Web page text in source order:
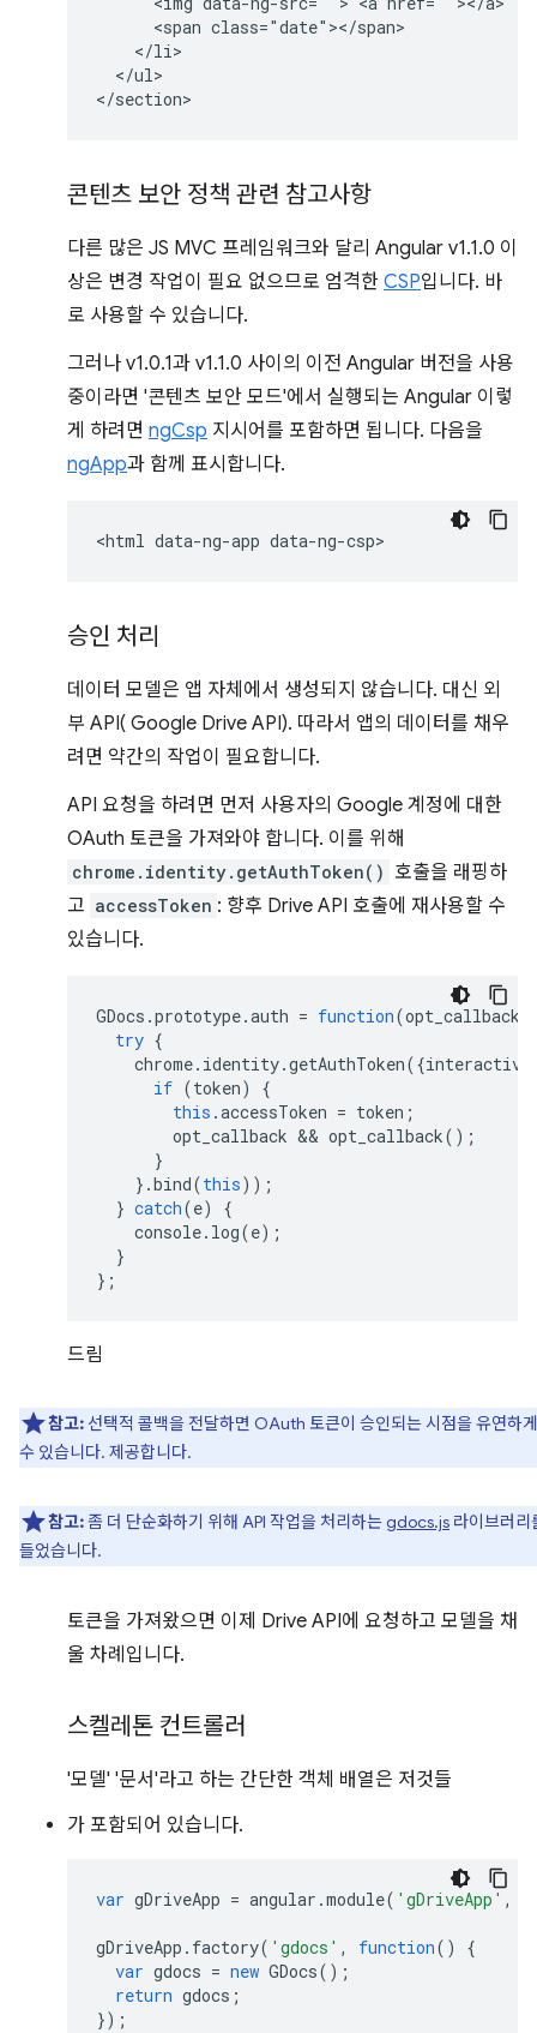
      <span class="date"></span>
    </li>
  </ul>
콘텐츠 보안 정책 관련 참고사항
다른 많은 JS MVC 프레임워크와 달리 Angular v1.1.0 이
상은 변경 작업이 필요 없으므로 엄격한 CSP입니다. 바
로 사용할 수 있습니다.
그러나 v1.0.1과 v1.1.0 사이의 이전 Angular 버전을 사용
중이라면 '콘텐츠 보안 모드'에서 실행되는 Angular 이렇
게 하려면 ngCsp 지시어를 포함하면 됩니다. 다음을
ngApp과 함께 표시합니다.
승인 처리
데이터 모델은 앱 자체에서 생성되지 않습니다. 대신 외
부 API( Google Drive API). 따라서 앱의 데이터를 채우
려면 약간의 작업이 필요합니다.
API 요청을 하려면 먼저 사용자의 Google 계정에 대한
OAuth 토큰을 가져와야 합니다. 이를 위해
chrome.identity.getAuthToken() 호출을 래핑하
고 accessToken : 향후 Drive API 호출에 재사용할 수
있습니다.
GDocs .prototype.auth = function(opt_callback
try {
chrome. identity.getAuthToken({interactive
if (token)
{
this .accessToken = token ;
opt_callback && opt_callback();
}
}.bind(this));
} catch(e)
{
console. log(e);
}
};
드림
참고: 선택적 콜백을 전달하면 OAuth 토큰이 승인되는 시점을 유연하
수 있습니다. 제공합니다.
참고:좀 더 단순화하기 위해 API 작업을 처리하는gdocs.js 라이브러리
들었습니다.
토큰을 가져왔으면 이제 Drive API에 요청하고 모델을 채
울 차례입니다.
스켈레톤 컨트롤러
'모델' '문서'라고 하는 간단한 객체 배열은 저것들
가 포함되어 있습니다.
var gDriveApp = angular .module( 'gDriveApp' ,
gDriveApp . factory( 'gdocs' , function()
{
var gdocs = new GDocs();
return gdocs ;
});